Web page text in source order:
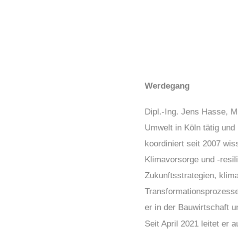
Werdegang
Dipl.-Ing. Jens Hasse,
Umwelt in Köln tätig
koordiniert seit 2007
Klimavorsorge und -
Zukunftsstrategien,
er in der Bauwirtschaft
Seit April 2021 leitet er